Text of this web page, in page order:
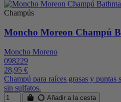
Champús
Moncho Moreon Champú
Moncho Moreno
098229
28,95 €
Champú para raíces grasas y
sin sulfatos.
Añadir a la cesta